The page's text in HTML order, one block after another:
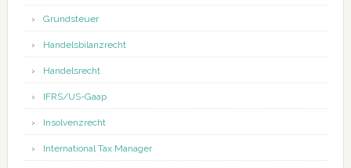
Grundsteuer
Handelsbilanzrecht
Handelsrecht
IFRS/US-Gaap
Insolvenzrecht
International Tax Manager